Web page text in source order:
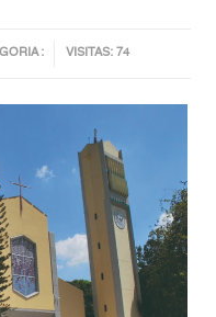
: VISITAS: 74